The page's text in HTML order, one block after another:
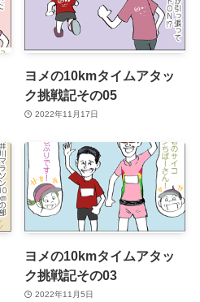
ヨメの10kmタイムアタッ
ク挑戦記その05
2022年11月17日
ヨメの10kmタイムアタッ
ク挑戦記その03
2022年11月5日